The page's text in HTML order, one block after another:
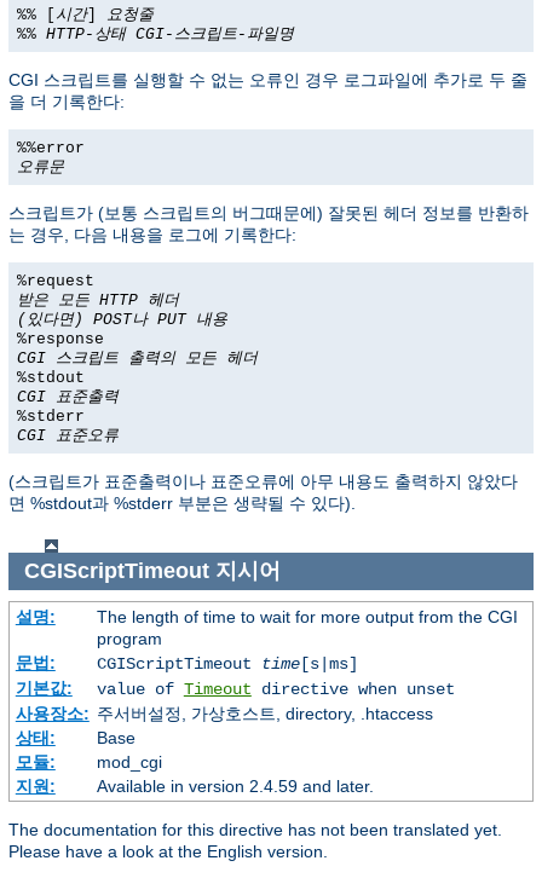
%% [ 시간] 요청줄
%% HTTP-상태 CGI-스크립트-파일명
CGI 스크립트를 실행할 수 없는 오류인 경우 로그파일에 추가로 두 줄
을 더 기록한다:
%%error
오류문
스크립트가 (보통 스크립트의 버그때문에) 잘못된 헤더 정보를 반환하
는 경우, 다음 내용을 로그에 기록한다:
%request
받은 모든 HTTP 헤더
(있다면) POST나 PUT 내용
%response
CGI 스크립트 출력의 모든 헤더
%stdout
CGI 표준출력
%stderr
CGI 표준오류
(스크립트가 표준출력이나 표준오류에 아무 내용도 출력하지 않았다
면 %stdout과 %stderr 부분은 생략될 수 있다).
CGIScriptTimeout지시어
설명:
The length of time to wait for more output from the CGI
program
문법:
CGIScriptTimeout time[s|ms]
기본값:
value of Timeout directive when unset
사용장소: 주서버설정, 가상호스트, directory, .htaccess
상태:
Base
모듈:
mod_cgi
지원:
Available in version 2.4.59 and later.
The documentation for this directive has not been translated yet.
Please have a look at the English version.